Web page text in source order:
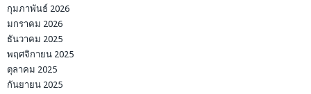
กุมภาพันธ์ 2026
มกราคม 2026
ธันวาคม 2025
พฤศจิกายน 2025
ตุลาคม 2025
กันยายน 2025